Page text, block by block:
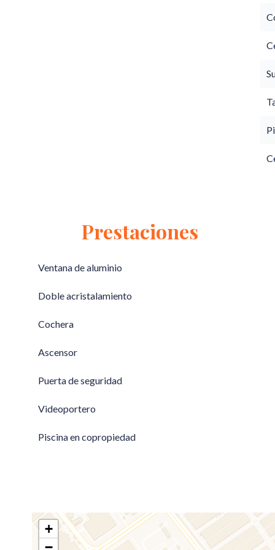
Prestaciones
Ventana de aluminio
Doble acristalamiento
Cochera
Ascensor
Puerta de seguridad
Videoportero
Piscina en copropiedad
+